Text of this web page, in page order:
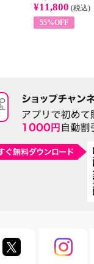
¥11,800 (税込)
55%OFF